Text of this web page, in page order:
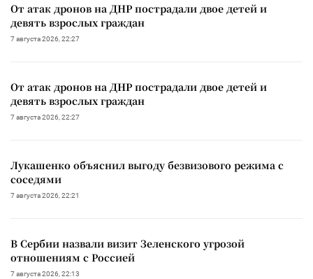
От атак дронов на ДНР пострадали двое детей и
девять взрослых граждан
7 августа 2026, 22:27
От атак дронов на ДНР пострадали двое детей и
девять взрослых граждан
7 августа 2026, 22:27
Лукашенко объяснил выгоду безвизового режима с
соседями
7 августа 2026, 22:21
В Сербии назвали визит Зеленского угрозой
отношениям с Россией
7 августа 2026, 22:13